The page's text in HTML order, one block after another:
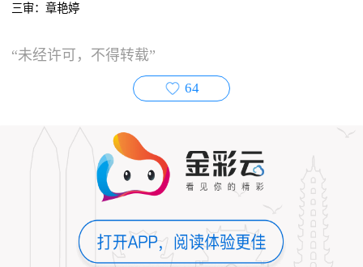
三审：章艳婷
“未经许可，不得转载”
64